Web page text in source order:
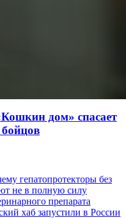
дом» спасает
гепатопротекторы без
не в полную силу
препарата
хаб запустили в России